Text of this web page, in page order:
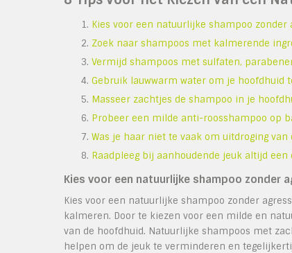
Kies voor een natuurlijke shampoo zonder
Zoek naar shampoos met kalmerende
Vermijd shampoos met sulfaten,
Gebruik lauwwarm water om je hoofdhuid
Masseer zachtjes de shampoo in je
Probeer een milde anti-roosshampoo op
Was je haar niet te vaak om uitdroging
Raadpleeg bij aanhoudende jeuk altijd
Kies voor een natuurlijke shampoo zonder
Kies voor een natuurlijke shampoo zonder
kalmeren. Door te kiezen voor een milde en
van de hoofdhuid. Natuurlijke shampoos met
helpen om de jeuk te verminderen en